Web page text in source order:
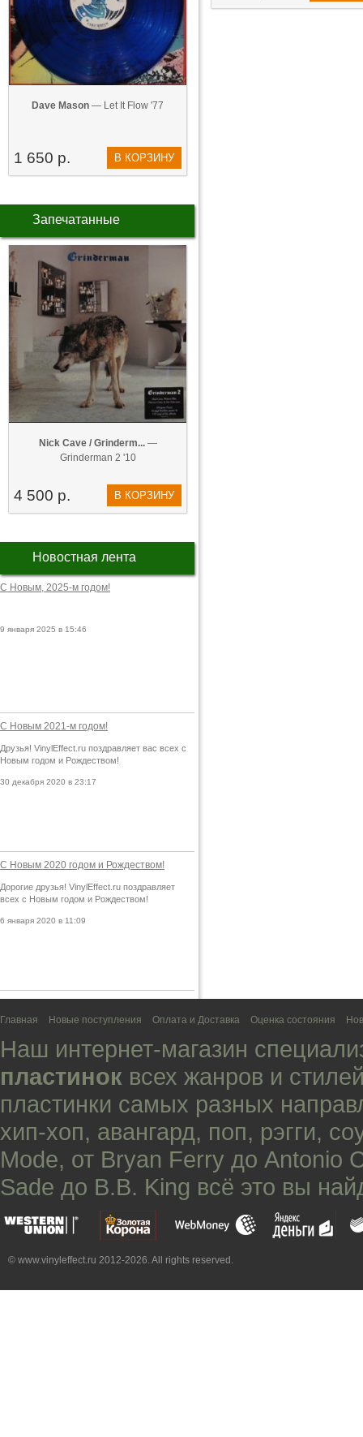
Dave Mason — Let It Flow '77
1 650 р. В КОРЗИНУ
Запечатанные
Nick Cave / Grinderm...—
Grinderman 2 '10
4 500 р. В КОРЗИНУ
Новостная лента
С Новым, 2025-м годом!
9 января 2025 в 15:46
С Новым 2021-м годом!
Друзья! VinylEffect.ru поздравляет вас всех с
Новым годом и Рождеством!
30 декабря 2020 в 23:17
С Новым 2020 годом и Рождеством!
Дорогие друзья! VinylEffect.ru поздравляет
всех с Новым годом и Рождеством!
6 января 2020 в 11:09
Главная Новые поступления Оплата и Доставка Оценка состояния
Наш интернет-магазин
пластинок всех жанров и
пластинки самых разных
хип-хоп, авангард, поп, рэгги,
Mode, от Bryan Ferry до Antonio
Sade до B.B. King всё это вы
© www.vinyleffect.ru 2012-2026. All rights reserved.